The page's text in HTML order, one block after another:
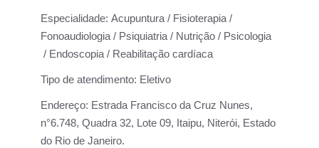
Especialidade: Acupuntura / Fisioterapia /
Fonoaudiologia / Psiquiatria / Nutrição / Psicologia
/ Endoscopia / Reabilitação cardíaca
Tipo de atendimento: Eletivo
Endereço: Estrada Francisco da Cruz Nunes,
n°6.748, Quadra 32, Lote 09, Itaipu, Niterói, Estado
do Rio de Janeiro.